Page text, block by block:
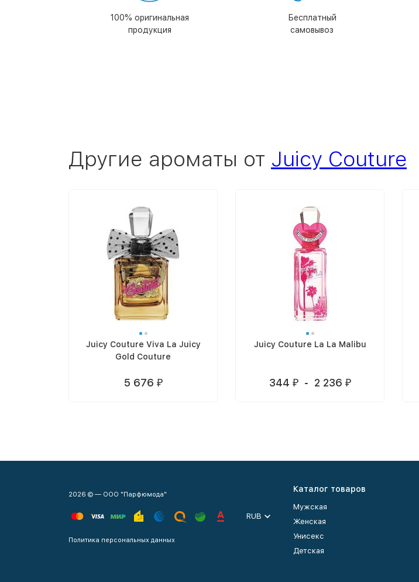
100% оригинальная
продукция
Бесплатный
самовывоз
Другие ароматы от Juicy Couture
Juicy Couture Viva La Juicy
Gold Couture
5 676 ₽
Juicy Couture La La Malibu
344 ₽ - 2 236 ₽
2026 © — ООО "Парфюмода"
RUB
Политика персональных данных
Каталог товаров
Мужская
Женская
Унисекс
Детская